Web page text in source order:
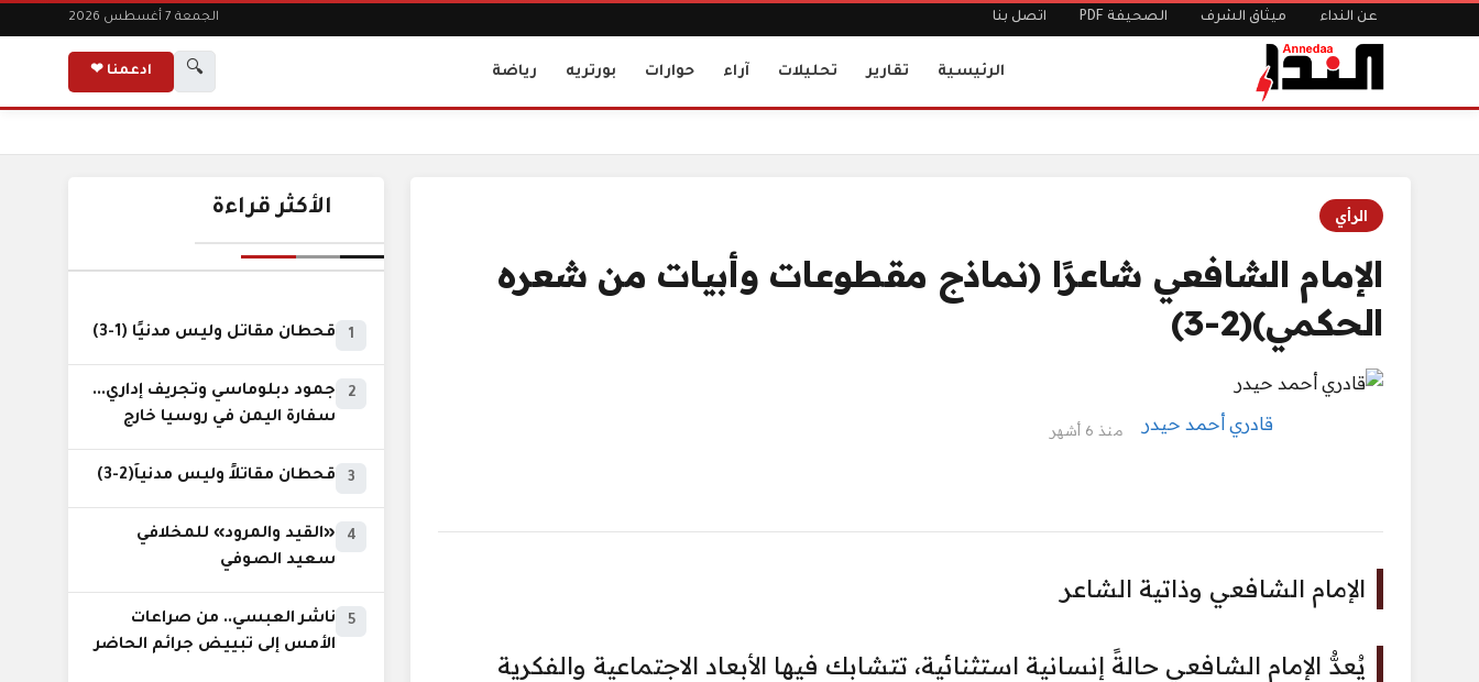
عن النداء ميثاق الشرف الصحيفة PDF اتصل بنا الجمعة 7 أغسطس 2026
الرئيسية تقارير تحليلات آراء حوارات بورتريه رياضة 🔍 ادعمنا ❤
الرأي
الإمام الشافعي شاعرًا (نماذج مقطوعات وأبيات من شعره
الحكمي)(2-3)
قادري أحمد حيدر منذ 6 أشهر
الإمام الشافعي وذاتية الشاعر
يُعدُّ الإمام الشافعي حالةً إنسانية استثنائية، تتشابك فيها الأبعاد الاجتماعية والفكرية
الأكثر قراءة
1 قحطان مقاتل وليس مدنيًا (1-3)
2
جمود دبلوماسي وتجريف إداري...
سفارة اليمن في روسيا خارج
3 قحطان مقاتلاً وليس مدنياً(2-3)
4
«القيد والمرود» للمخلافي
سعيد الصوفي
5
ناشر العبسي.. من صراعات
الأمس إلى تبييض جرائم الحاضر